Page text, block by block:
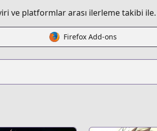
ve platformlar arası ilerleme takibi ile.
Firefox Add-ons